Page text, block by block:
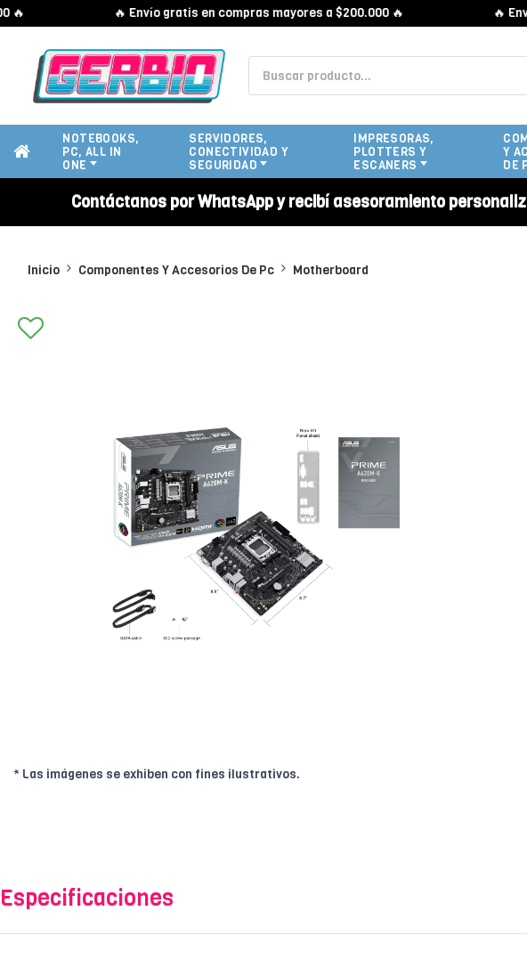
🔥 Envío gratis en compras mayores a $200.000 🔥 🔥 Envío
NOTEBOOKS,
PC, ALL IN
ONE
SERVIDORES,
CONECTIVIDAD Y
SEGURIDAD
IMPRESORAS,
PLOTTERS Y
ESCANERS
Y
DE
Contáctanos por WhatsApp y recibí asesoramiento
Inicio Componentes Y Accesorios De Pc Motherboard
* Las imágenes se exhiben con fines ilustrativos.
Especificaciones